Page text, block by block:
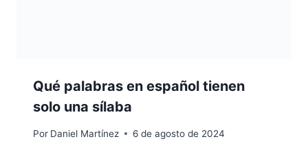
Qué palabras en español tienen
solo una sílaba
Por Daniel Martínez 6 de agosto de 2024